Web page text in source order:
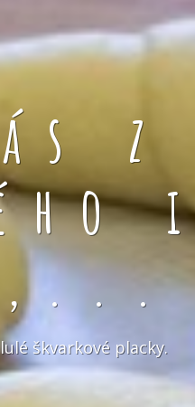
z
škvarkové placky.